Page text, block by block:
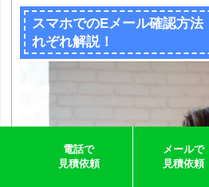
スマホでのEメール確認方
れぞれ解説！
電話で
見積依頼
メールで
見積依頼